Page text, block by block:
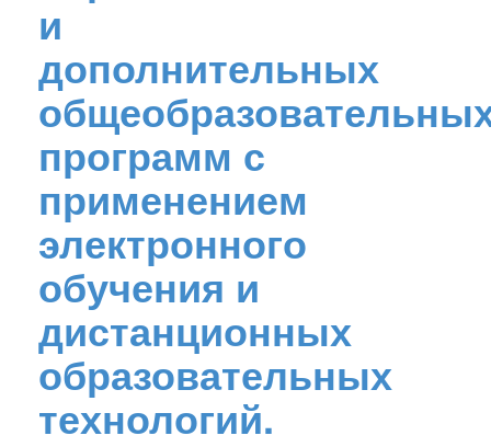
и
дополнительных
программ с
применением
электронного
обучения и
дистанционных
образовательных
технологий.